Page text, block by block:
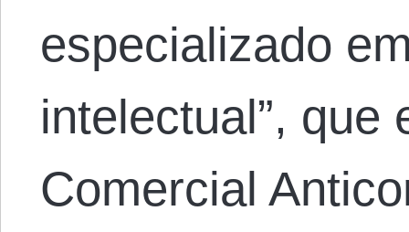
especializado
intelectual”, que
Comercial